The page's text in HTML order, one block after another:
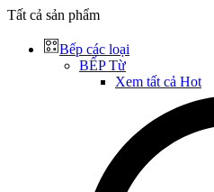
Tất cả sản phẩm
Bếp các loại
BẾP Từ
Xem tất cả Hot